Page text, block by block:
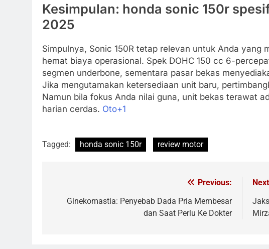
Kesimpulan: honda sonic 150r
2025
Simpulnya, Sonic 150R tetap relevan untuk Anda yang
hemat biaya operasional. Spek DOHC 150 cc 6-
segmen underbone, sementara pasar bekas
Jika mengutamakan ketersediaan unit baru,
Namun bila fokus Anda nilai guna, unit bekas terawat
harian cerdas. Oto+1
Tagged: honda sonic 150r review motor
pos
Previous:
Ginekomastia: Penyebab Dada Pria Membesar
dan Saat Perlu Ke Dokter